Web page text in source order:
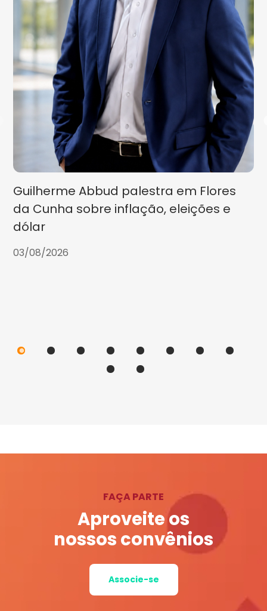
Guilherme Abbud palestra em Flores
da Cunha sobre inflação, eleições e
dólar
03/08/2026
FAÇA PARTE
Aproveite os
nossos convênios
Associe-se